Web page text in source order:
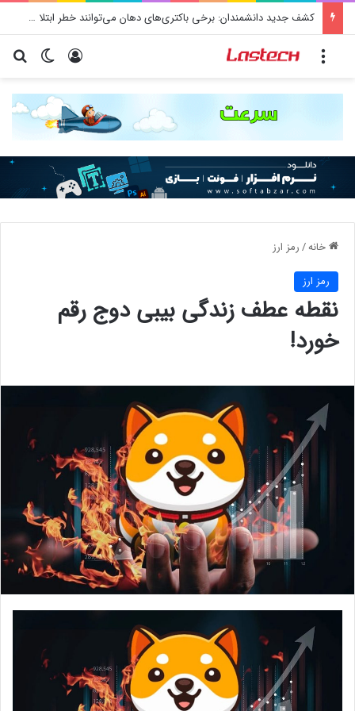
کشف جدید دانشمندان: برخی باکتری‌های دهان می‌توانند خطر ابتلا به آلزایمر را افزایش دهند
تغییر ورود
خانه/رمز ارز
رمز ارز
نقطه عطف زندگی بیبی دوج رقم
خورد!